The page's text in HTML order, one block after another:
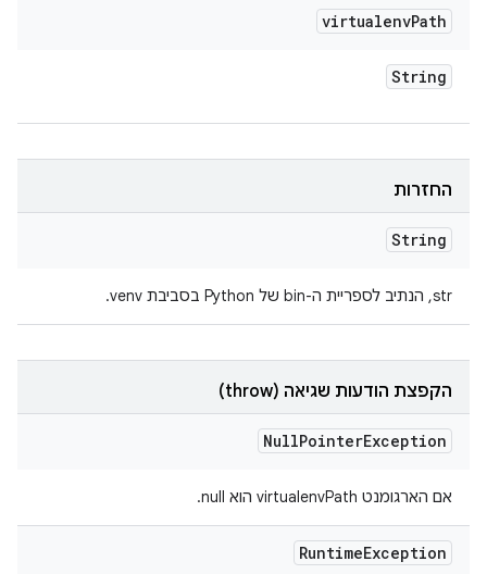
virtualenvPath
String
החזרות
String
‫str, הנתיב לספריית ה-bin של Python בסביבת venv.
הקפצת הודעות שגיאה (throw)
NullPointerException
אם הארגומנט virtualenvPath הוא null.
RuntimeException